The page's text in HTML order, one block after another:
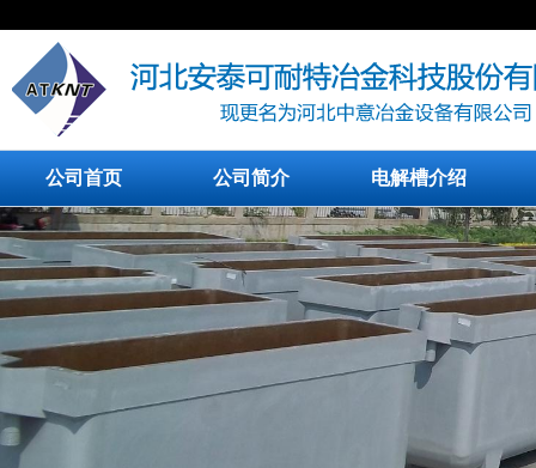
公司首页 公司简介 电解槽介绍